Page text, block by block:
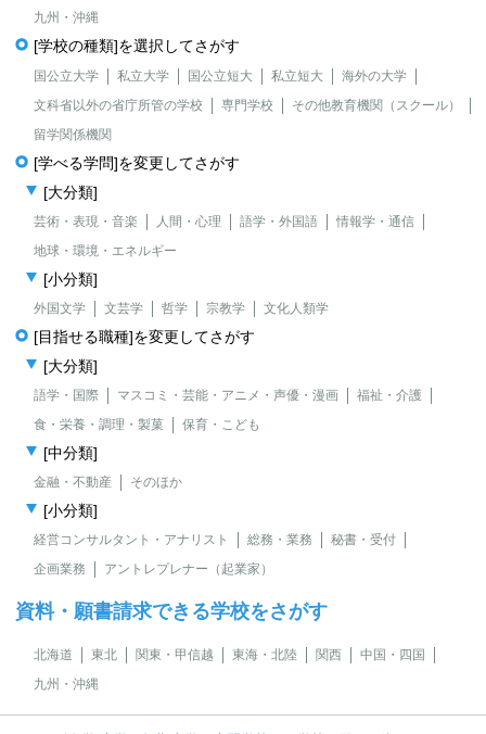
九州・沖縄
[学校の種類]を選択してさがす
国公立大学 私立大学 国公立短大 私立短大
海外の大学
文科省以外の省庁所管の学校
専門学校
その他教育機関（スクール）
留学関係機関
[学べる学問]を変更してさがす
[大分類]
芸術・表現・音楽 人間・心理 語学・外国語
情報学・通信
地球・環境・エネルギー
[小分類]
外国文学 文芸学 哲学 宗教学 文化人類学
[目指せる職種]を変更してさがす
[大分類]
語学・国際 マスコミ・芸能・アニメ・声優・漫画
福祉・介護
食・栄養・調理・製菓
保育・こども
[中分類]
金融・不動産 そのほか
[小分類]
経営コンサルタント・アナリスト 総務・業務
秘書・受付
企画業務
アントレプレナー（起業家）
資料・願書請求できる学校をさがす
北海道 東北 関東・甲信越 東海・北陸 関西
中国・四国
九州・沖縄